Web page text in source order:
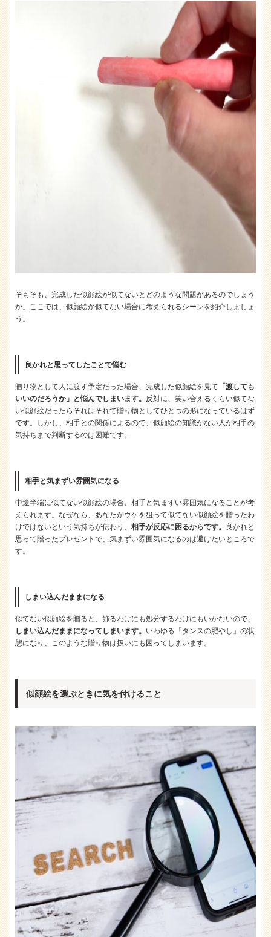
そもそも、完成した似顔絵が似てないとどのような問題があるのでしょう
か。ここでは、似顔絵が似てない場合に考えられるシーンを紹介しましょ
う。
良かれと思ってしたことで悩む
贈り物として人に渡す予定だった場合、完成した似顔絵を見て 「渡しても
いいのだろうか」と悩んでしまいます。 反対に、笑い合えるくらい似てな
い似顔絵だったらそれはそれで贈り物としてひとつの形になっているはず
です。しかし、相手との関係によるので、似顔絵の知識がない人が相手の
気持ちまで判断するのは困難です。
相手と気まずい雰囲気になる
中途半端に似てない似顔絵の場合、相手と気まずい雰囲気になることが考
えられます。なぜなら、あなたがウケを狙って似てない似顔絵を贈ったわ
けではないという気持ちが伝わり、相手が反応に困るからです。
良かれと
思って贈ったプレゼントで、気まずい雰囲気になるのは避けたいところで
す。
しまい込んだままになる
似てない似顔絵を贈ると、飾るわけにも処分するわけにもいかないので、
しまい込んだままになってしまいます。 いわゆる「タンスの肥やし」の状
態になり、このような贈り物は扱いにも困ってしまいます。
似顔絵を選ぶときに気を付けること